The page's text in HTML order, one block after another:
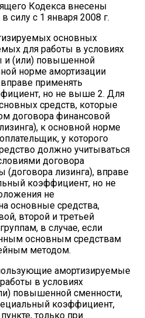
Кодекса внесены
силу с 1 января 2008 г.
основных
для работы в условиях
и (или) повышенной
норме амортизации
применять
но не выше 2. Для
средств, которые
договора финансовой
к основной норме
у которого
должно учитываться
договора
(договора лизинга), вправе
коэффициент, но не
не
основные средства,
второй и третьей
в случае, если
основным средствам
методом.
амортизируемые
в условиях
повышенной сменности,
коэффициент,
только при